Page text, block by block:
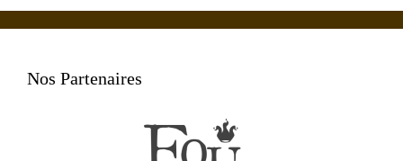
Nos Partenaires